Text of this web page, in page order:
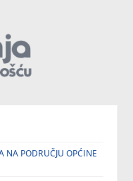
NA PODRUČJU OPĆINE